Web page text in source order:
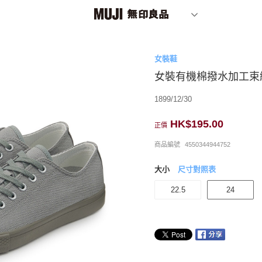
女裝鞋
女裝有機棉撥水加工
1899/12/30
正價 HK$195.00
商品編號 4550344944752
大小 尺寸對照表
22.5 24